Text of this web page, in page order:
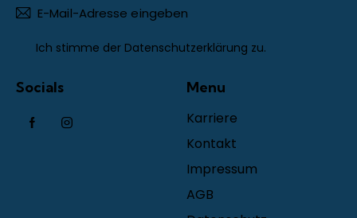
Ich stimme der Datenschutzerklärung zu.
Socials
Menu
Karriere
Kontakt
Impressum
AGB